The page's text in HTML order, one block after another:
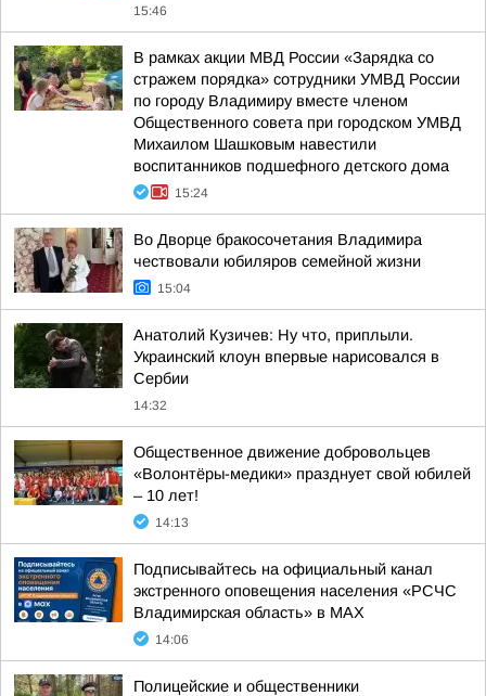
15:46
В рамках акции МВД России «Зарядка со
стражем порядка» сотрудники УМВД России
по городу Владимиру вместе членом
Общественного совета при городском УМВД
Михаилом Шашковым навестили
воспитанников подшефного детского дома
15:24
Во Дворце бракосочетания Владимира
чествовали юбиляров семейной жизни
15:04
Анатолий Кузичев: Ну что, приплыли.
Украинский клоун впервые нарисовался в
Сербии
14:32
Общественное движение добровольцев
«Волонтёры-медики» празднует свой юбилей
– 10 лет!
14:13
Подписывайтесь на официальный канал
экстренного оповещения населения «РСЧС
Владимирская область» в МАХ
14:06
Полицейские и общественники